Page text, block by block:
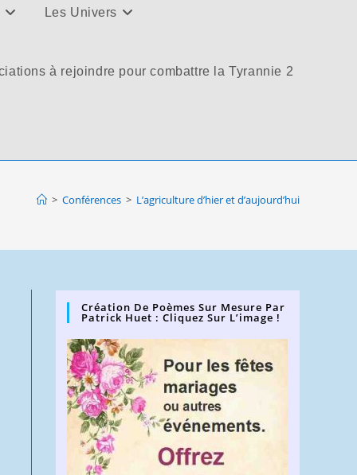
Les Univers
à rejoindre pour combattre la Tyrannie 2
> Conférences > L’agriculture d’hier et d’aujourd’hui
Création De Poèmes Sur Mesure Par
Patrick Huet : Cliquez Sur L’image !